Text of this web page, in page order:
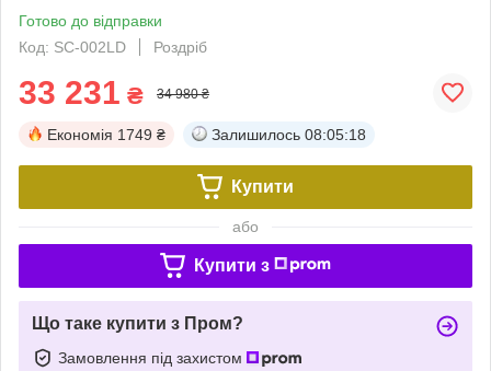
Готово до відправки
Код: SC-002LD
Роздріб
33 231 ₴ 34 980 ₴
Економія 1749 ₴ Залишилось 08:05:18
Купити
або
Купити з
Що таке купити з Пром?
Замовлення під захистом